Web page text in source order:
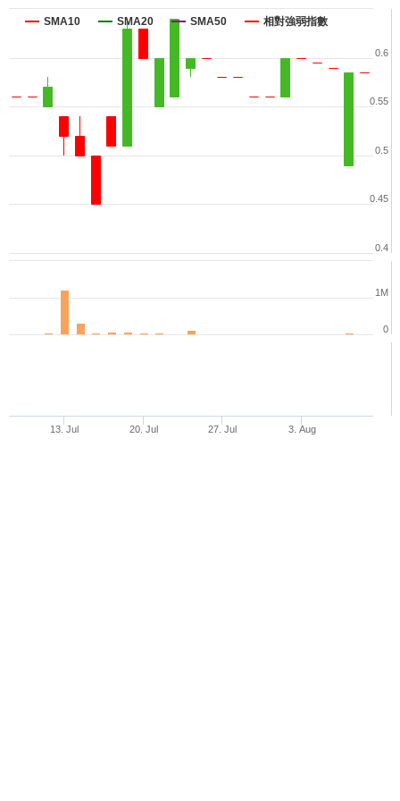
SMA10 SMA20 SMA50 相對強弱指數
13. Jul 20. Jul 27. Jul 3. Aug
0.4
0.45
0.5
0.55
0.6
0
1M